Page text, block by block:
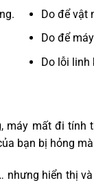
Do để vật
Do để
Do lỗi linh
máy mất đi
bạn bị hỏng
hiển thị